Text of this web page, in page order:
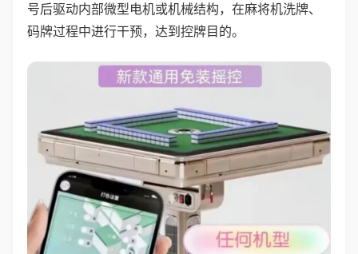
号后驱动内部微型电机或机械结构，在麻将机洗牌、
码牌过程中进行干预，达到控牌目的。